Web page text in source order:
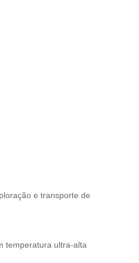
e transporte de
temperatura ultra-alta